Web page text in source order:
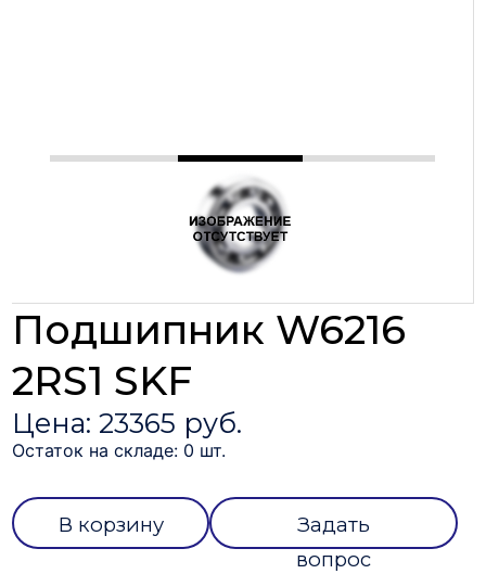
Подшипник W6216
2RS1 SKF
Цена: 23365 руб.
Остаток на складе: 0 шт.
В корзину
Задать
вопрос